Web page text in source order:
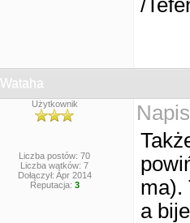
/
Wataha
Użytkownik
Liczba postów: 70
Liczba wątków: 7
Dołączył: Apr 2014
Reputacja: 3
ma).
a